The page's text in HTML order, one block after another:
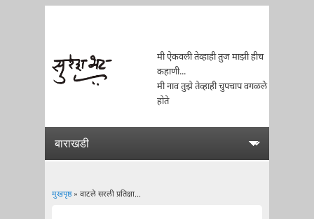
मी ऐकवली तेव्हाही तुज माझी हीच
कहाणी...
मी नाव तुझे तेव्हाही चुपचाप वगळले
होते
मुखपृष्ठ» वाटले सरली प्रतिक्षा...